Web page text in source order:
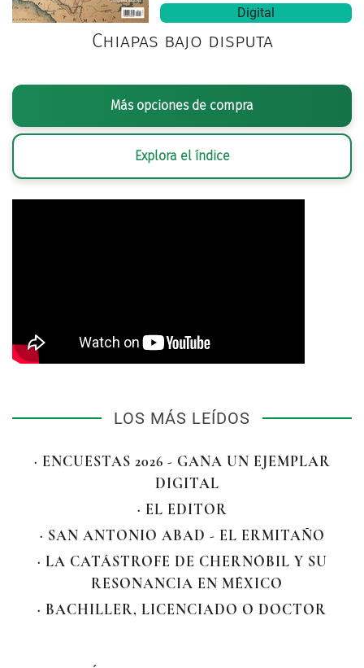
Digital
Chiapas bajo disputa
Más opciones de compra
Explora el índice
LOS MÁS LEÍDOS
· ENCUESTAS 2026 - GANA UN EJEMPLAR
DIGITAL
· EL EDITOR
· SAN ANTONIO ABAD - EL ERMITAÑO
· LA CATÁSTROFE DE CHERNÓBIL Y SU
RESONANCIA EN MÉXICO
· BACHILLER, LICENCIADO O DOCTOR